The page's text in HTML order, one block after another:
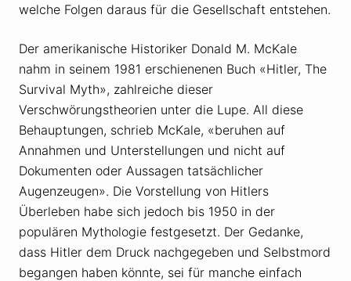
welche Folgen daraus für die Gesellschaft entstehen.
Der amerikanische Historiker Donald M. McKale
nahm in seinem 1981 erschienenen Buch «Hitler, The
Survival Myth», zahlreiche dieser
Verschwörungstheorien unter die Lupe. All diese
Behauptungen, schrieb McKale, «beruhen auf
Annahmen und Unterstellungen und nicht auf
Dokumenten oder Aussagen tatsächlicher
Augenzeugen». Die Vorstellung von Hitlers
Überleben habe sich jedoch bis 1950 in der
populären Mythologie festgesetzt. Der Gedanke,
dass Hitler dem Druck nachgegeben und Selbstmord
begangen haben könnte, sei für manche einfach